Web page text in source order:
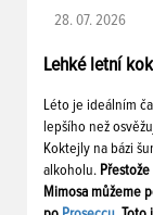
28. 07. 2026
Lehké letní
Léto je ideálním
lepšího než
Koktejly na bázi
alkoholu.
Mimosa můžeme